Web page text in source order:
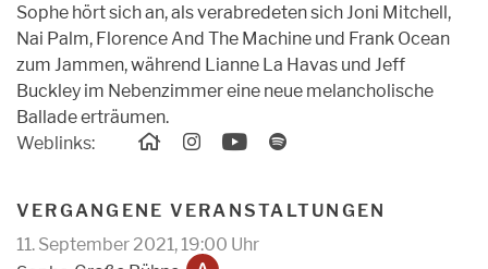
Sophe hört sich an, als verabredeten sich Joni Mitchell,
Nai Palm, Florence And The Machine und Frank Ocean
zum Jammen, während Lianne La Havas und Jeff
Buckley im Nebenzimmer eine neue melancholische
Ballade erträumen.
Weblinks:
VERGANGENE VERANSTALTUNGEN
11. September 2021, 19:00 Uhr